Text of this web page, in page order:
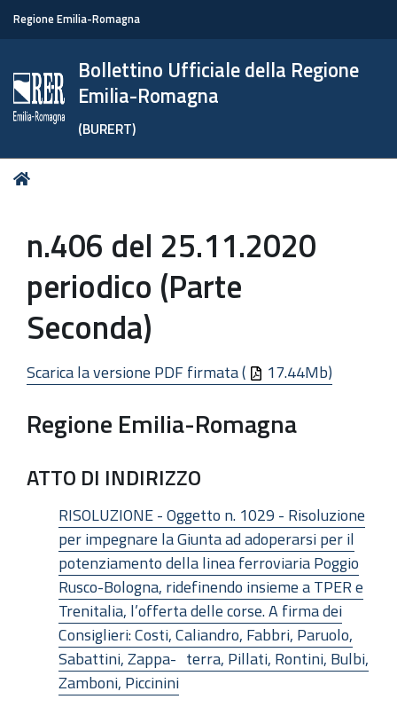
Regione Emilia-Romagna
Bollettino Ufficiale della Regione
Emilia-Romagna
(BURERT)
Tu
n.406 del 25.11.2020
periodico (Parte
Seconda)
Scarica la versione PDF firmata ( 17.44Mb)
Regione Emilia-Romagna
ATTO DI INDIRIZZO
RISOLUZIONE - Oggetto n. 1029 - Risoluzione
per impegnare la Giunta ad adoperarsi per il
potenziamento della linea ferroviaria Poggio
Rusco-Bologna, ridefinendo insieme a TPER e
Trenitalia, l’offerta delle corse. A firma dei
Consiglieri: Costi, Caliandro, Fabbri, Paruolo,
Sabattini, Zappa- terra, Pillati, Rontini, Bulbi,
Zamboni, Piccinini